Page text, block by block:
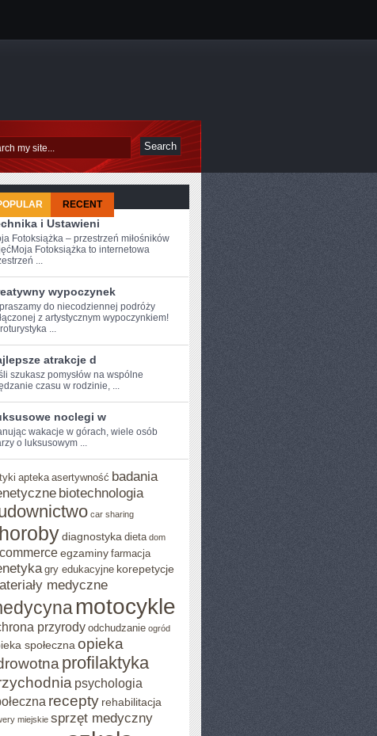
RECENT
i Ustawieni
Fotoksiążka – przestrzeń miłośników
Fotoksiążka to internetowa
...
wypoczynek
do ⁤niecodziennej podróży
z artystycznym wypoczynkiem!
...
atrakcje d
szukasz pomysłów na wspólne
​czasu w rodzinie, ...
noclegi w
‌wakacje w⁤ górach, wiele‍ osób
o luksusowym‌ ...
apteka asertywność badania
biotechnologia
car sharing
diagnostyka dieta dom
egzaminy farmacja
gry edukacyjne korepetycje
medyczne
motocykle
przyrody odchudzanie ogród
społeczna opieka
profilaktyka
psychologia
recepty rehabilitacja
miejskie sprzęt medyczny